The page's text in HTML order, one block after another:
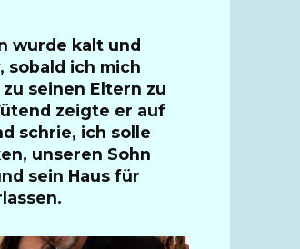
wurde kalt und
sobald ich mich
seinen Eltern zu
zeigte er auf
schrie, ich solle
unseren Sohn
sein Haus für